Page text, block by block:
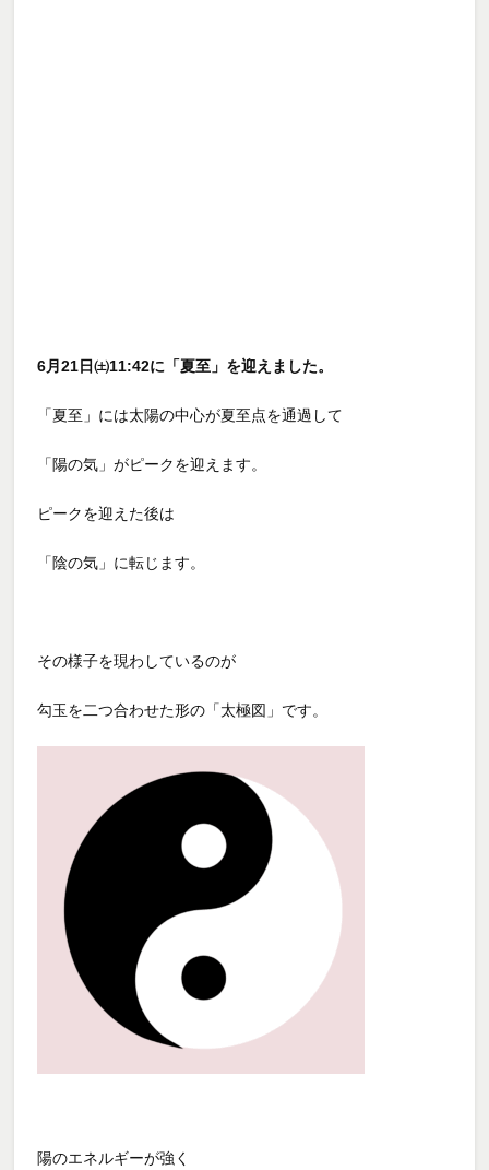
6月21日㈯11:42に「夏至」を迎えました。
「夏至」には太陽の中心が夏至点を通過して
「陽の気」がピークを迎えます。
ピークを迎えた後は
「陰の気」に転じます。
その様子を現わしているのが
勾玉を二つ合わせた形の「太極図」です。
陽のエネルギーが強く